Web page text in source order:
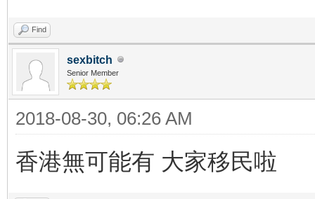
Find
sexbitch
Senior Member
2018-08-30, 06:26 AM
香港無可能有 大家移民啦